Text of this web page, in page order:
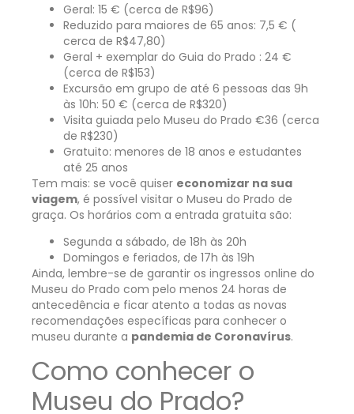
Geral: 15 € (cerca de R$96)
Reduzido para maiores de 65 anos: 7,5 € (
cerca de R$47,80)
Geral + exemplar do Guia do Prado : 24 €
(cerca de R$153)
Excursão em grupo de até 6 pessoas das 9h
às 10h: 50 € (cerca de R$320)
Visita guiada pelo Museu do Prado €36 (cerca
de R$230)
Gratuito: menores de 18 anos e estudantes
até 25 anos
Tem mais: se você quiser economizar na sua
viagem, é possível visitar o Museu do Prado de
graça. Os horários com a entrada gratuita são:
Segunda a sábado, de 18h às 20h
Domingos e feriados, de 17h às 19h
Ainda, lembre-se de garantir os ingressos online do
Museu do Prado com pelo menos 24 horas de
antecedência e ficar atento a todas as novas
recomendações específicas para conhecer o
museu durante a pandemia de Coronavírus.
Como conhecer o
Museu do Prado?